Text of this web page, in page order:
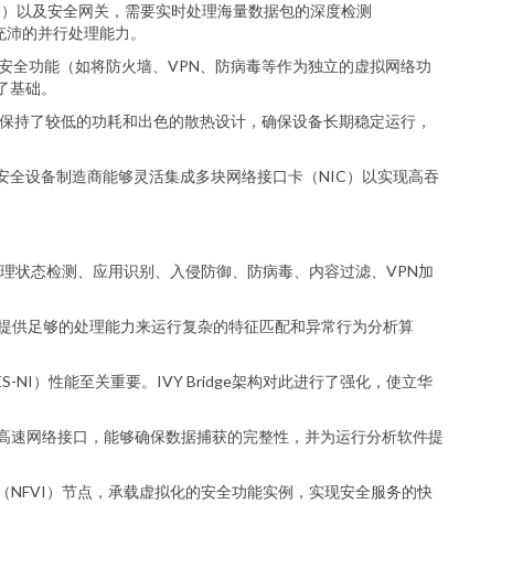
以及安全网关，需要实时处理海量数据包的深度检测
的并行处理能力。
全功能（如将防火墙、VPN、防病毒等作为独立的虚拟网络功
础。
了较低的功耗和出色的散热设计，确保设备长期稳定运行，
设备制造商能够灵活集成多块网络接口卡（NIC）以实现高吞
状态检测、应用识别、入侵防御、防病毒、内容过滤、VPN加
供足够的处理能力来运行复杂的特征匹配和异常行为分析算
NI）性能至关重要。IVY Bridge架构对此进行了强化，使立华
网络接口，能够确保数据捕获的完整性，并为运行分析软件提
）节点，承载虚拟化的安全功能实例，实现安全服务的快